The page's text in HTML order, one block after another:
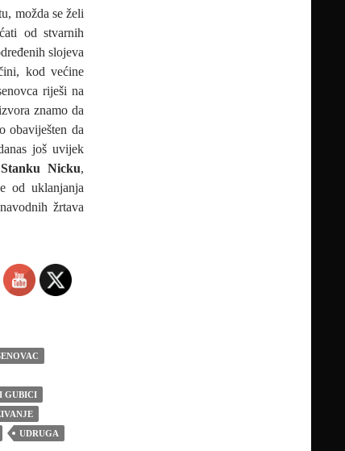
možda se želi
od stvarnih
slojeva
kod većine
riješi na
znamo da
obaviješten da
još uvijek
Stanku Nicku,
od uklanjanja
žrtava
GUBICI
UDRUGA